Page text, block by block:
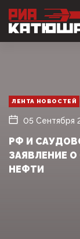
ЛЕНТА НОВОСТЕЙ
05 Сентября
РФ И
ЗАЯВЛЕНИЕ
НЕФТИ